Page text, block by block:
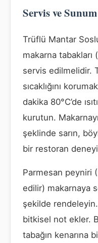
Servis ve
Trüflü Mantar
makarna tabakları
servis edilmelidir.
sıcaklığını
dakika 80°C’de
kurutun.
şeklinde sarın,
bir restoran
Parmesan peyniri
edilir) makarnaya
şekilde
bitkisel not ekler.
tabağın kenarına